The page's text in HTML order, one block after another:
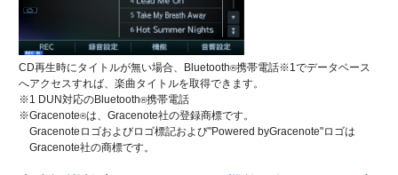
CD再生時にタイトルが無い場合、Bluetooth®携帯電話※1でデータベース
へアクセスすれば、楽曲タイトルを取得できます。
※1 DUN対応のBluetooth®携帯電話
※Gracenote®は、Gracenote社の登録商標です。
Gracenoteロゴおよびロゴ標記および"Powered byGracenote"ロゴは
Gracenote社の商標です。